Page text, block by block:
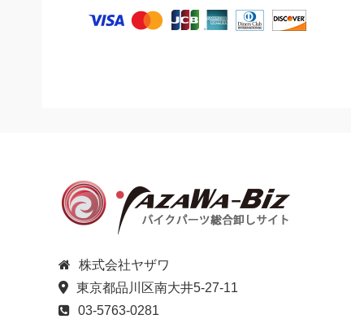
株式会社ヤザワ
東京都品川区南大井5-27-11
03-5763-0281